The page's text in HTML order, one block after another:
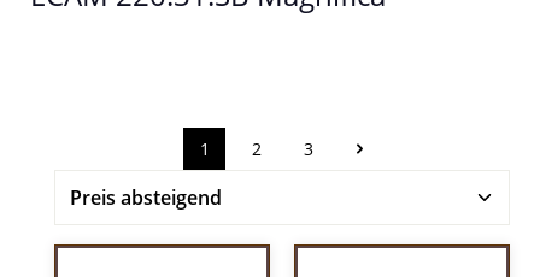
Seite
1 Seite
2 Seite
3